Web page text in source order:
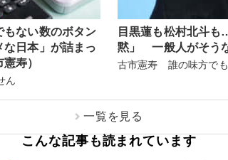
もない数のボタン
日本」が詰まっ
寿）
ん
目黒蓮も松村北斗
黙」 一般人がそう
古市憲寿 誰の味方で
一覧を見る
こんな記事も読まれています